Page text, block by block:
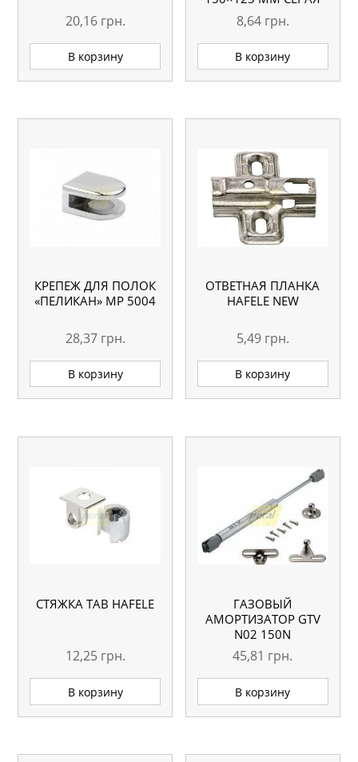
20,16 грн.
В корзину
8,64 грн.
В корзину
КРЕПЕЖ ДЛЯ ПОЛОК
«ПЕЛИКАН» MP 5004
28,37 грн.
В корзину
ОТВЕТНАЯ ПЛАНКА
HAFELE NEW
5,49 грн.
В корзину
СТЯЖКА TAB HAFELE
12,25 грн.
В корзину
ГАЗОВЫЙ
АМОРТИЗАТОР GTV
N02 150N
45,81 грн.
В корзину